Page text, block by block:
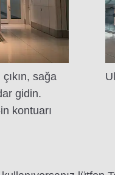
sağa
gidin.
kontuarı